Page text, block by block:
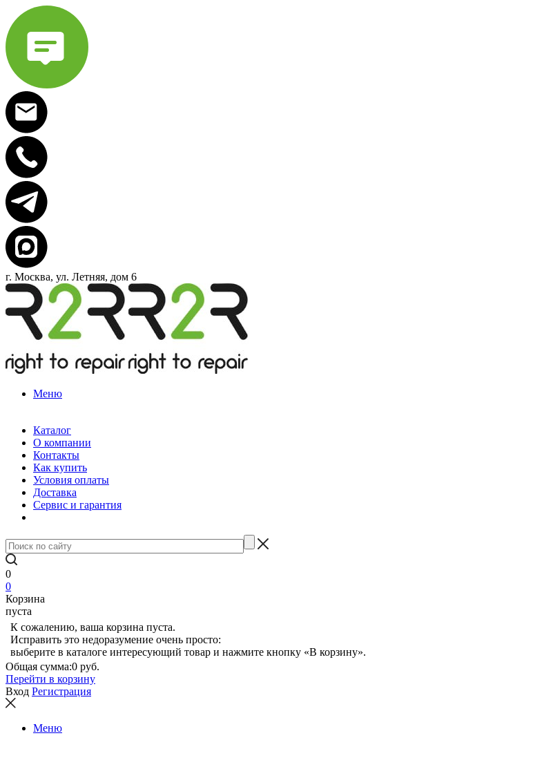
г. Москва, ул. Летняя, дом 6
Меню
Каталог
О компании
Контакты
Как купить
Условия оплаты
Доставка
Сервис и гарантия
0
0
Корзина
пуста
К сожалению, ваша корзина пуста.
Исправить это недоразумение очень просто:
выберите в каталоге интересующий товар и нажмите кнопку «В корзину».
Общая сумма:0 руб.
Перейти в корзину
Вход Регистрация
Меню